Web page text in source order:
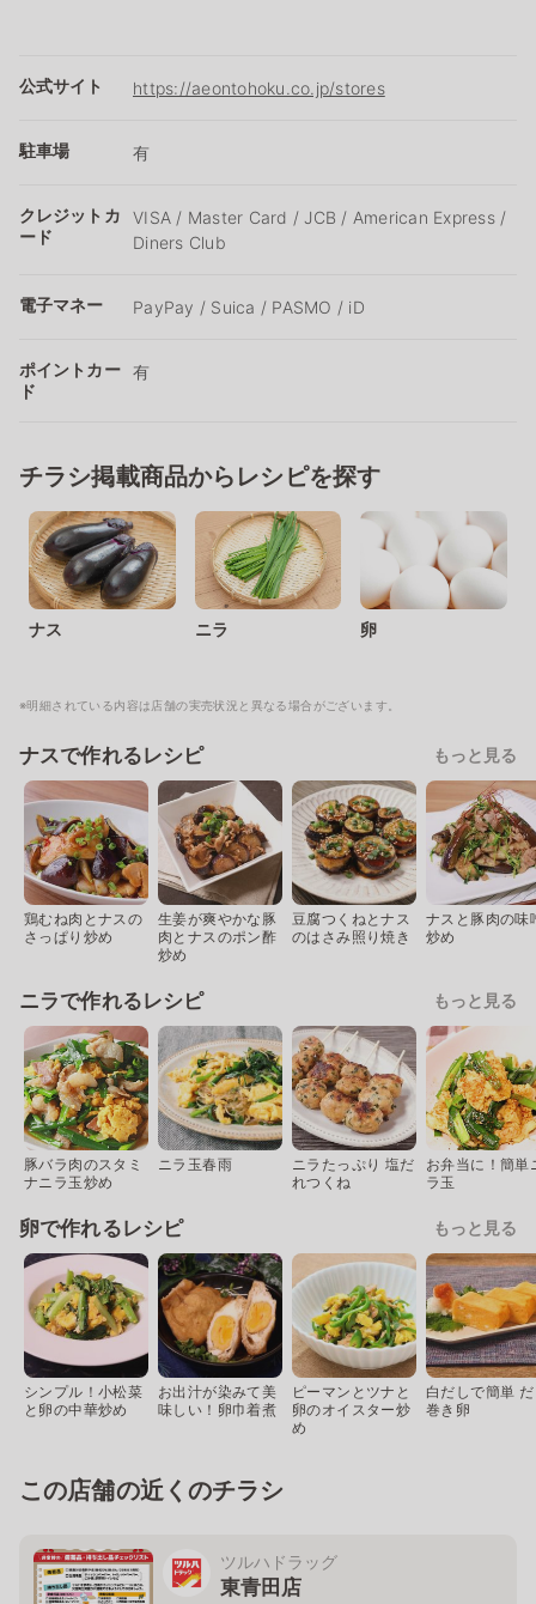
公式サイト https://aeontohoku.co.jp/stores
駐車場 有
クレジットカ
ード
VISA / Master Card / JCB / American Express /
Diners Club
電子マネー PayPay / Suica / PASMO / iD
ポイントカー
ド
有
チラシ掲載商品からレシピを探す
ナス ニラ 卵
※明細されている内容は店舗の実売状況と異なる場合がございます。
ナスで作れるレシピ もっと見る
鶏むね肉とナスの
さっぱり炒め
生姜が爽やかな豚
肉とナスのポン酢
炒め
豆腐つくねとナス
のはさみ照り焼き
ナスと豚肉の味
炒め
ニラで作れるレシピ もっと見る
豚バラ肉のスタミ
ナニラ玉炒め
ニラ玉春雨
ニラたっぷり 塩だ
れつくね
お弁当に！簡単
ラ玉
卵で作れるレシピ もっと見る
シンプル！小松菜
と卵の中華炒め
お出汁が染みて美
味しい！卵巾着煮
ピーマンとツナと
卵のオイスター炒
め
白だしで簡単
巻き卵
この店舗の近くのチラシ
ツルハドラッグ
東青田店